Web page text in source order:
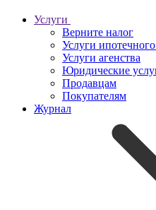
Услуги
Верните налог
Услуги
Услуги агенства
Юридические
Продавцам
Покупателям
Журнал